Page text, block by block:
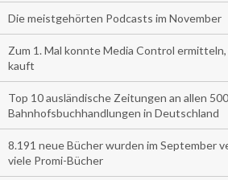
Die meistgehörten Podcasts im November
Zum 1. Mal konnte Media Control
kauft
Top 10 ausländische Zeitungen an allen 500
Bahnhofsbuchhandlungen in Deutschland
8.191 neue Bücher wurden im September
viele Promi-Bücher